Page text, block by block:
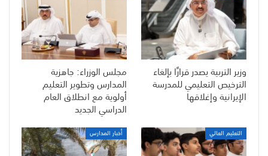
وزير التربية يصدر قرارًا بإلغاء
الترخيص التعليمي للمدرسة
الإيرانية وإغلاقها
مجلس الوزراء: جاهزية
المدارس وتطوير التعليم
أولوية مع انطلاق العام
الدراسي الجديد
التعليم العالي أخبار المدارس